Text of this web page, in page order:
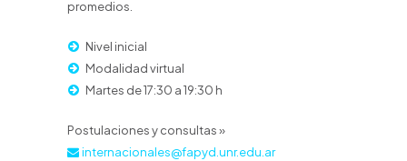
promedios.
Nivel inicial
Modalidad virtual
Martes de 17:30 a 19:30 h
Postulaciones y consultas »
internacionales@fapyd.unr.edu.ar